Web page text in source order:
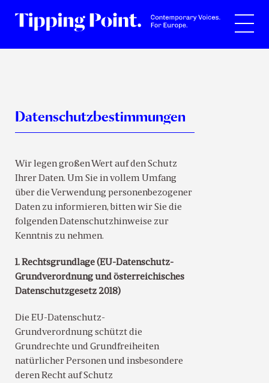
Datenschutz­bestimmungen
Wir legen großen Wert auf den Schutz
Ihrer Daten. Um Sie in vollem Umfang
über die Verwendung personenbezogener
Daten zu informieren, bitten wir Sie die
folgenden Datenschutzhinweise zur
Kenntnis zu nehmen.
1. Rechtsgrundlage (EU-Datenschutz-
Grundverordnung und österreichisches
Datenschutzgesetz 2018)
Die EU-Datenschutz-
Grundverordnung schützt die
Grundrechte und Grundfreiheiten
natürlicher Personen und insbesondere
deren Recht auf Schutz